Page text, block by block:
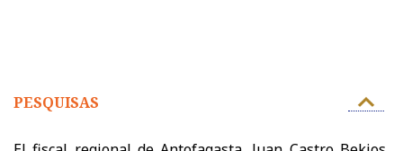
PESQUISAS